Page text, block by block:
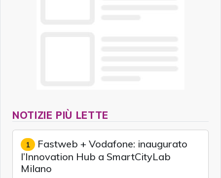
NOTIZIE PIÙ LETTE
1 Fastweb + Vodafone: inaugurato
l’Innovation Hub a SmartCityLab
Milano